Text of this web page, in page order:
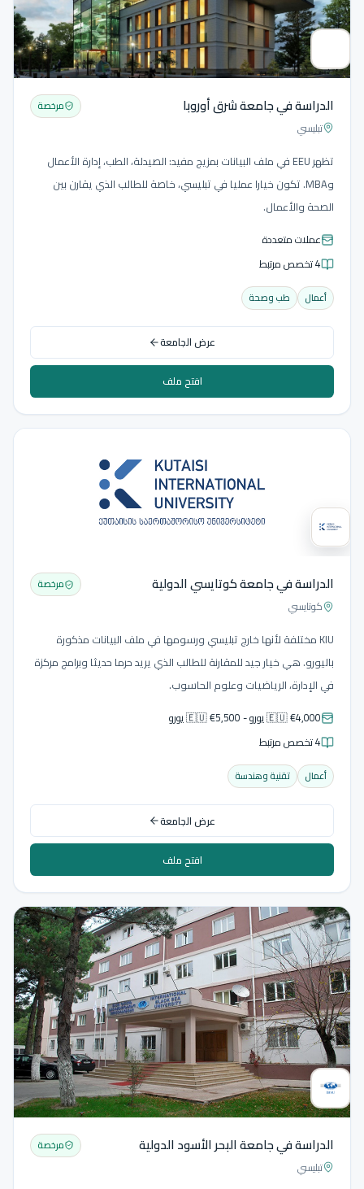
الدراسة في جامعة شرق أوروبا
تبليسي
مرخصة
تظهر EEU في ملف البيانات بمزيج مفيد: الصيدلة، الطب، إدارة الأعمال
وMBA. تكون خيارا عمليا في تبليسي، خاصة للطالب الذي يقارن بين
الصحة والأعمال.
عملات متعددة
4 تخصص مرتبط
أعمال طب وصحة
عرض الجامعة
افتح ملف
الدراسة في جامعة كوتايسي الدولية
كوتايسي
مرخصة
KIU مختلفة لأنها خارج تبليسي ورسومها في ملف البيانات مذكورة
باليورو. هي خيار جيد للمقارنة للطالب الذي يريد حرما حديثا وبرامج مركزة
في الإدارة، الرياضيات وعلوم الحاسوب.
🇪🇺 €4,000 يورو - 🇪🇺 €5,500 يورو
4 تخصص مرتبط
أعمال تقنية وهندسة
عرض الجامعة
افتح ملف
الدراسة في جامعة البحر الأسود الدولية
تبليسي
مرخصة